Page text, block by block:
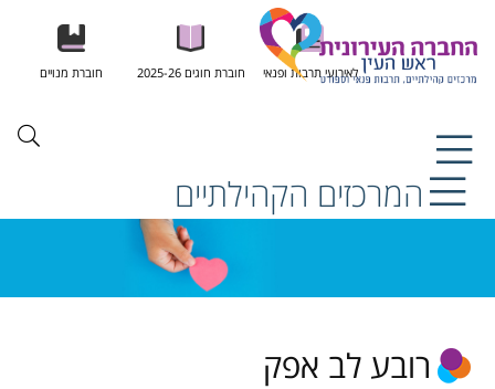
לאירועי תרבות ופנאי חוברת חוגים 2025-26 חוברת מנויים
המרכזים הקהילתיים
רובע לב אפק